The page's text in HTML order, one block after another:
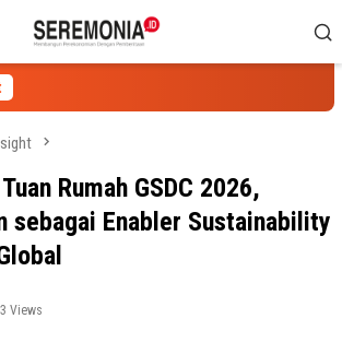
Rumah GSDC 2026,
sebagai Enabler Sustainability
Views